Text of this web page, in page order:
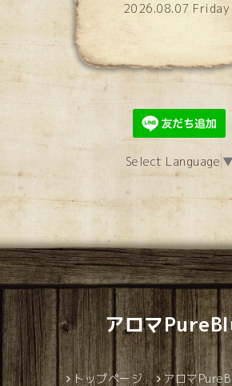
2026.08.07 Friday
Select Language ▼
アロマ
トップページ アロマ